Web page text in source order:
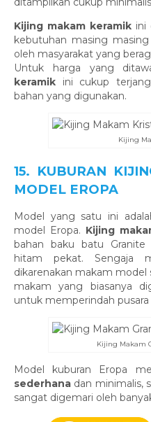
Kijing makam keramik ini
kebutuhan masing
oleh masyarakat yang
Untuk harga yang
keramik ini cukup
bahan yang digunakan.
Kijing
15. KUBURAN
MODEL EROPA
Model yang satu ini
model Eropa. Kijing
bahan baku batu
hitam pekat. Sengaja
dikarenakan makam
makam yang biasanya
untuk memperindah
Kijing Makam
Model kuburan Eropa
sederhana dan minimalis,
sangat digemari oleh